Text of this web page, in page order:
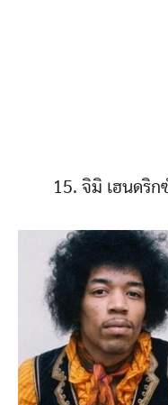
15. จิมิ เฮนดริ